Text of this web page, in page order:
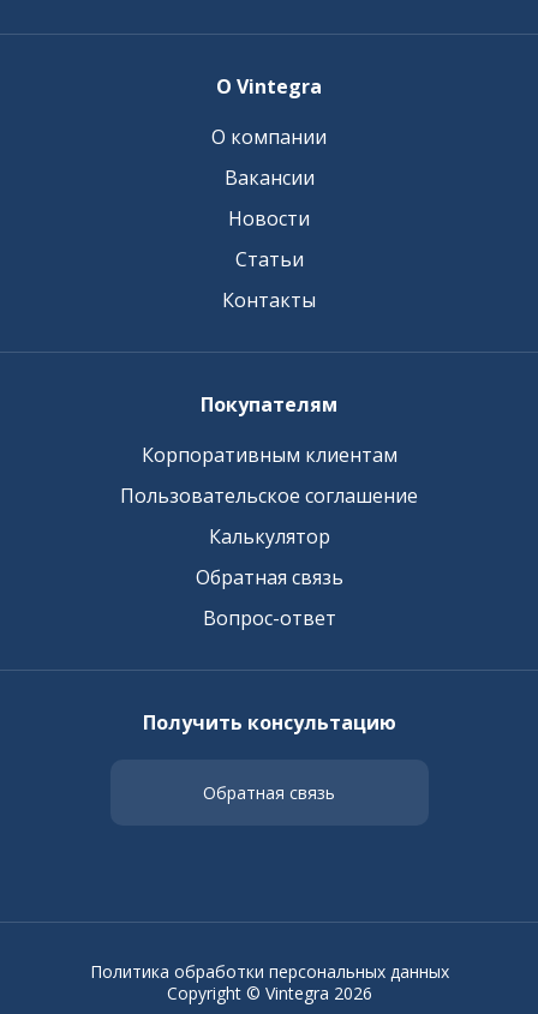
О Vintegra
О компании
Вакансии
Новости
Статьи
Контакты
Покупателям
Корпоративным клиентам
Пользовательское соглашение
Калькулятор
Обратная связь
Вопрос-ответ
Получить консультацию
Обратная связь
Copyright © Vintegra 2026
Политика обработки персональных данных